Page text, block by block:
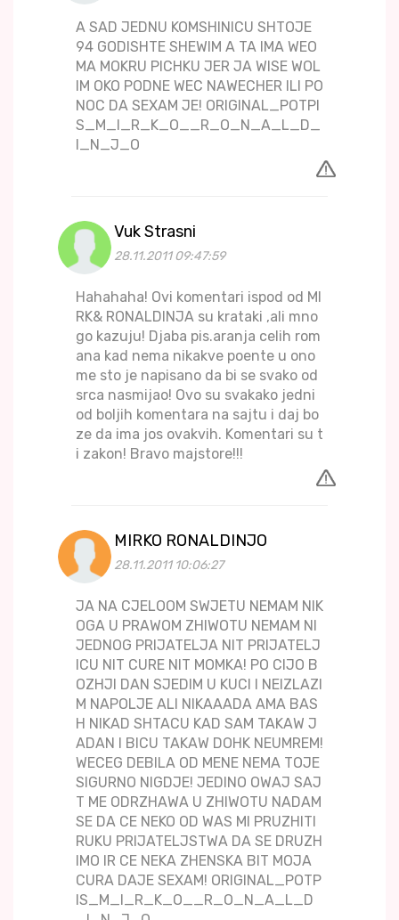
A SAD JEDNU KOMSHINICU SHTOJE
94 GODISHTE SHEWIM A TA IMA WEO
MA MOKRU PICHKU JER JA WISE WOL
IM OKO PODNE WEC NAWECHER ILI PO
NOC DA SEXAM JE! ORIGINAL_POTPI
S_M_I_R_K_O__R_O_N_A_L_D_
I_N_J_O
Vuk Strasni
28.11.2011 09:47:59
Hahahaha! Ovi komentari ispod od MI
RK& RONALDINJA su krataki ,ali mno
go kazuju! Djaba pis.aranja celih rom
ana kad nema nikakve poente u ono
me sto je napisano da bi se svako od
srca nasmijao! Ovo su svakako jedni
od boljih komentara na sajtu i daj bo
ze da ima jos ovakvih. Komentari su t
i zakon! Bravo majstore!!!
MIRKO RONALDINJO
28.11.2011 10:06:27
JA NA CJELOOM SWJETU NEMAM NIK
OGA U PRAWOM ZHIWOTU NEMAM NI
JEDNOG PRIJATELJA NIT PRIJATELJ
ICU NIT CURE NIT MOMKA! PO CIJO B
OZHJI DAN SJEDIM U KUCI I NEIZLAZI
M NAPOLJE ALI NIKAAADA AMA BAS
H NIKAD SHTACU KAD SAM TAKAW J
ADAN I BICU TAKAW DOHK NEUMREM!
WECEG DEBILA OD MENE NEMA TOJE
SIGURNO NIGDJE! JEDINO OWAJ SAJ
T ME ODRZHAWA U ZHIWOTU NADAM
SE DA CE NEKO OD WAS MI PRUZHITI
RUKU PRIJATELJSTWA DA SE DRUZH
IMO IR CE NEKA ZHENSKA BIT MOJA
CURA DAJE SEXAM! ORIGINAL_POTP
IS_M_I_R_K_O__R_O_N_A_L_D